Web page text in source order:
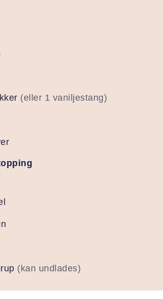
(eller 1 vaniljestang)
(kan undlades)